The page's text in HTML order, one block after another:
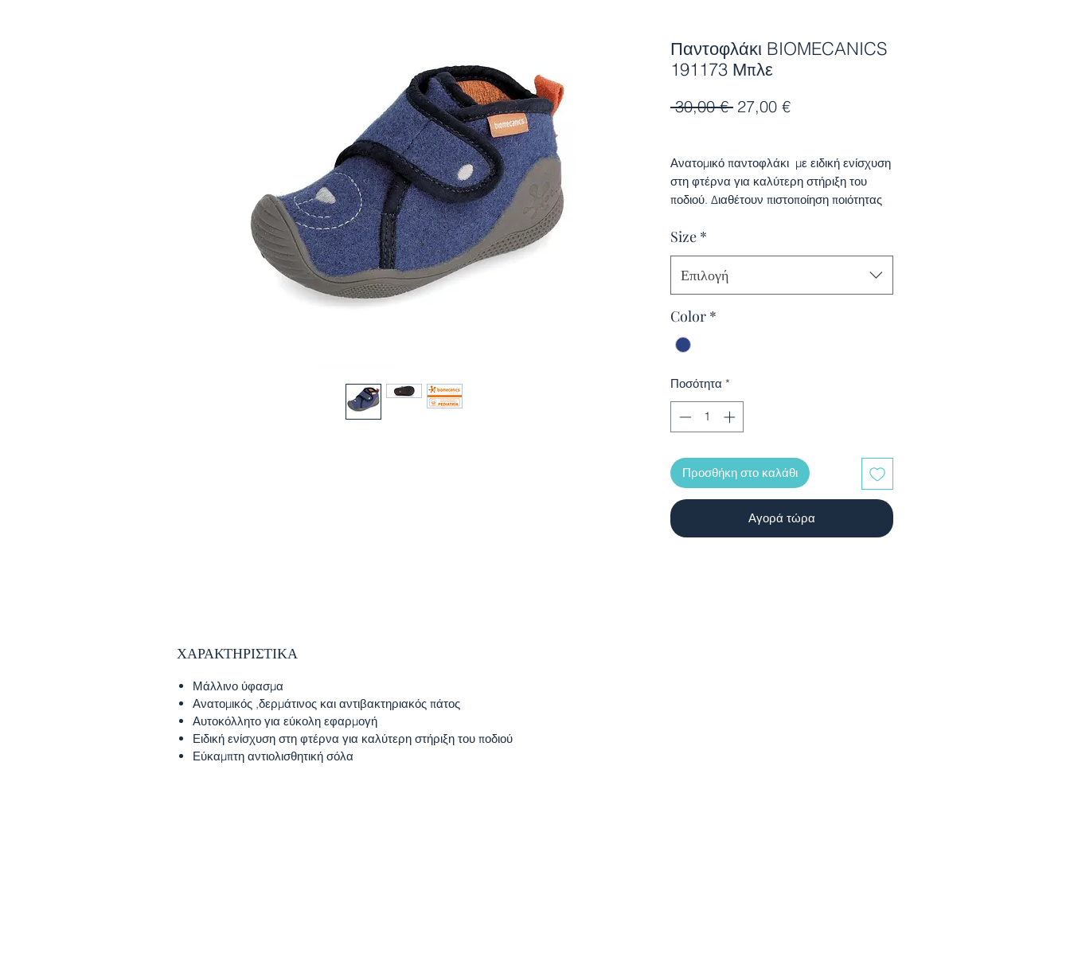
Παντοφλάκι BIOMECANICS
191173 Μπλε
30,00 € Κανονική
27,00 €Τιμή
Ανατομικό παντοφλάκι με ειδική ενίσχυση
στη φτέρνα για καλύτερη στήριξη του
ποδιού. Διαθέτουν πιστοποίηση ποιότητας
Size *
Επιλογή
Color *
Ποσότητα *
Προσθήκη στο καλάθι
Αγορά τώρα
ΧΑΡΑΚΤΗΡΙΣΤΙΚΑ
Μάλλινο ύφασμα
Ανατομικός ,δερμάτινος και αντιβακτηριακός πάτος
Αυτοκόλλητο για εύκολη εφαρμογή
Ειδική ενίσχυση στη φτέρνα για καλύτερη στήριξη του ποδιού
Εύκαμπτη αντιολισθητική σόλα